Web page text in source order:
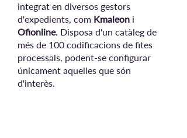
integrat en diversos gestors
d'expedients, com Kmaleon i
Ofionline. Disposa d'un catàleg de
més de 100 codificacions de fites
processals, podent-se configurar
únicament aquelles que són
d'interès.